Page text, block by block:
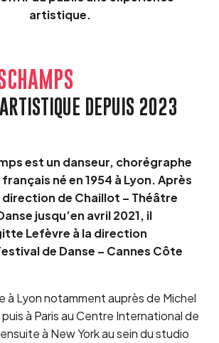
artistique.
DEPUIS 2023
est un danseur, chorégraphe
né en 1954 à Lyon. Après
direction de Chaillot – Théâtre
jusqu’en avril 2021, il
Lefèvre à la direction
de Danse – Cannes Côte
à Lyon notamment auprès de Michel
à Paris au Centre International de
à New York au sein du studio